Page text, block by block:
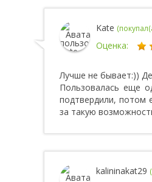
Kate
Оценка:
Лучше не бывает:))
Пользовалась еще
подтвердили, потом
за такую
kalininakat29